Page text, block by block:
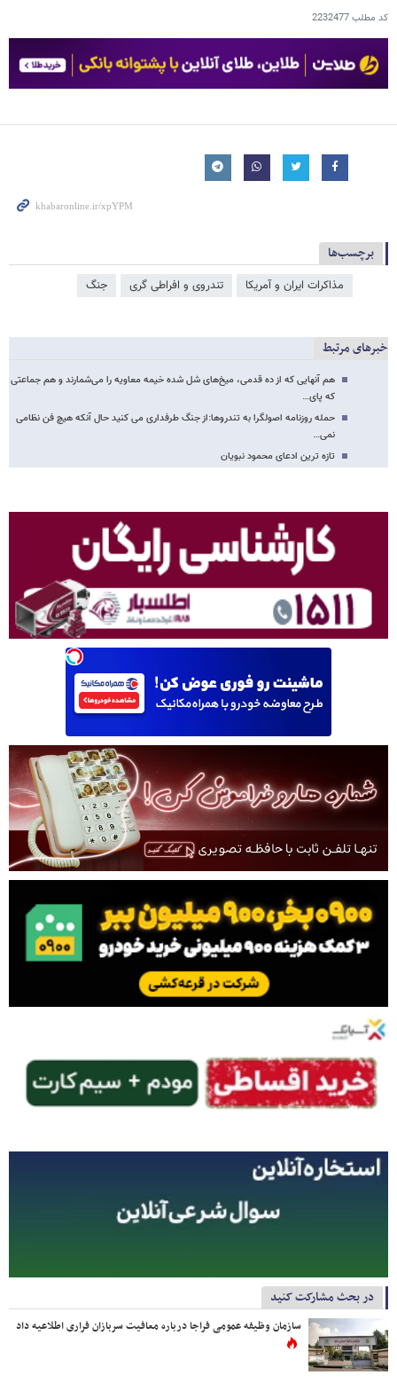
کد مطلب2232477
برچسب‌ها
مذاکرات ایران و آمریکا تندروی و افراطی گری جنگ
خبرهای مرتبط
هم آنهایی که از ده قدمی، میخ‌های شل شده خیمه معاویه را می‌شمارند و هم جماعتی
که پای…
حمله روزنامه اصولگرا به تندروها:از جنگ طرفداری می کنید حال آنکه هیچ فن نظامی
نمی…
تازه ترین ادعای محمود نبویان
در بحث مشارکت کنید
سازمان وظیفه عمومی فراجا درباره معافیت سربازان فراری اطلاعیه داد